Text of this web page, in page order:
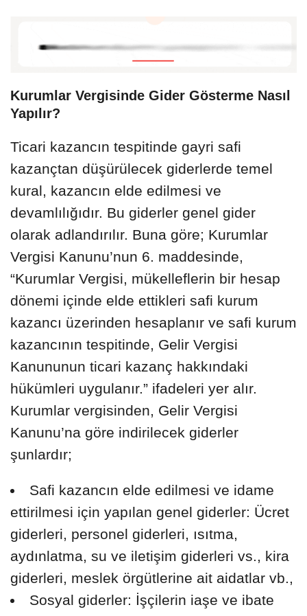
Kurumlar Vergisinde Gider Gösterme Nasıl
Yapılır?
Ticari kazancın tespitinde gayri safi
kazançtan düşürülecek giderlerde temel
kural, kazancın elde edilmesi ve
devamlılığıdır. Bu giderler genel gider
olarak adlandırılır. Buna göre; Kurumlar
Vergisi Kanunu’nun 6. maddesinde,
“Kurumlar Vergisi, mükelleflerin bir hesap
dönemi içinde elde ettikleri safi kurum
kazancı üzerinden hesaplanır ve safi kurum
kazancının tespitinde, Gelir Vergisi
Kanununun ticari kazanç hakkındaki
hükümleri uygulanır.” ifadeleri yer alır.
Kurumlar vergisinden, Gelir Vergisi
Kanunu’na göre indirilecek giderler
şunlardır;
Safi kazancın elde edilmesi ve idame
ettirilmesi için yapılan genel giderler: Ücret
giderleri, personel giderleri, ısıtma,
aydınlatma, su ve iletişim giderleri vs., kira
giderleri, meslek örgütlerine ait aidatlar vb.,
Sosyal giderler: İşçilerin iaşe ve ibate